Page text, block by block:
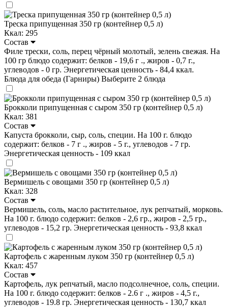
Треска припущенная 350 гр (контейнер 0,5 л)
Ккал: 295
Состав
Филе трески, соль, перец чёрный молотый, зелень свежая. На
100 гр блюдо содержит: белков - 19,6 г ., жиров - 0,7 г.,
углеводов - 0 гр. Энергетическая ценность - 84,4 ккал.
Блюда для обеда (Гарниры) Выберите 2 блюда
Брокколи припущенная с сыром 350 гр (контейнер 0,5 л)
Ккал: 381
Состав
Капуста брокколи, сыр, соль, специи. На 100 г. блюдо
содержит: белков - 7 г ., жиров - 5 г., углеводов - 7 гр.
Энергетическая ценность - 109 ккал
Вермишель с овощами 350 гр (контейнер 0,5 л)
Ккал: 328
Состав
Вермишель, соль, масло растительное, лук репчатый, морковь.
На 100 г. блюдо содержит: белков - 2,6 гр., жиров - 2,5 гр.,
углеводов - 15,2 гр. Энергетическая ценность - 93,8 ккал
Картофель с жаренным луком 350 гр (контейнер 0,5 л)
Ккал: 457
Состав
Картофель, лук репчатый, масло подсолнечное, соль, специи.
На 100 г. блюдо содержит: белков - 2.6 г ., жиров - 4,5 г.,
углеводов - 19.8 гр. Энергетическая ценность - 130,7 ккал